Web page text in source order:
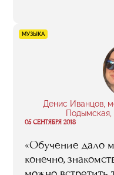
ресторанах. Я
теперь управляю
Эта история еще
лекциям нужно
преподавателях
вопросы».
МУЗЫКА
Денис Иванцов,
Подымская,
05 СЕНТЯБРЯ 2018
«Обучение дало
конечно,